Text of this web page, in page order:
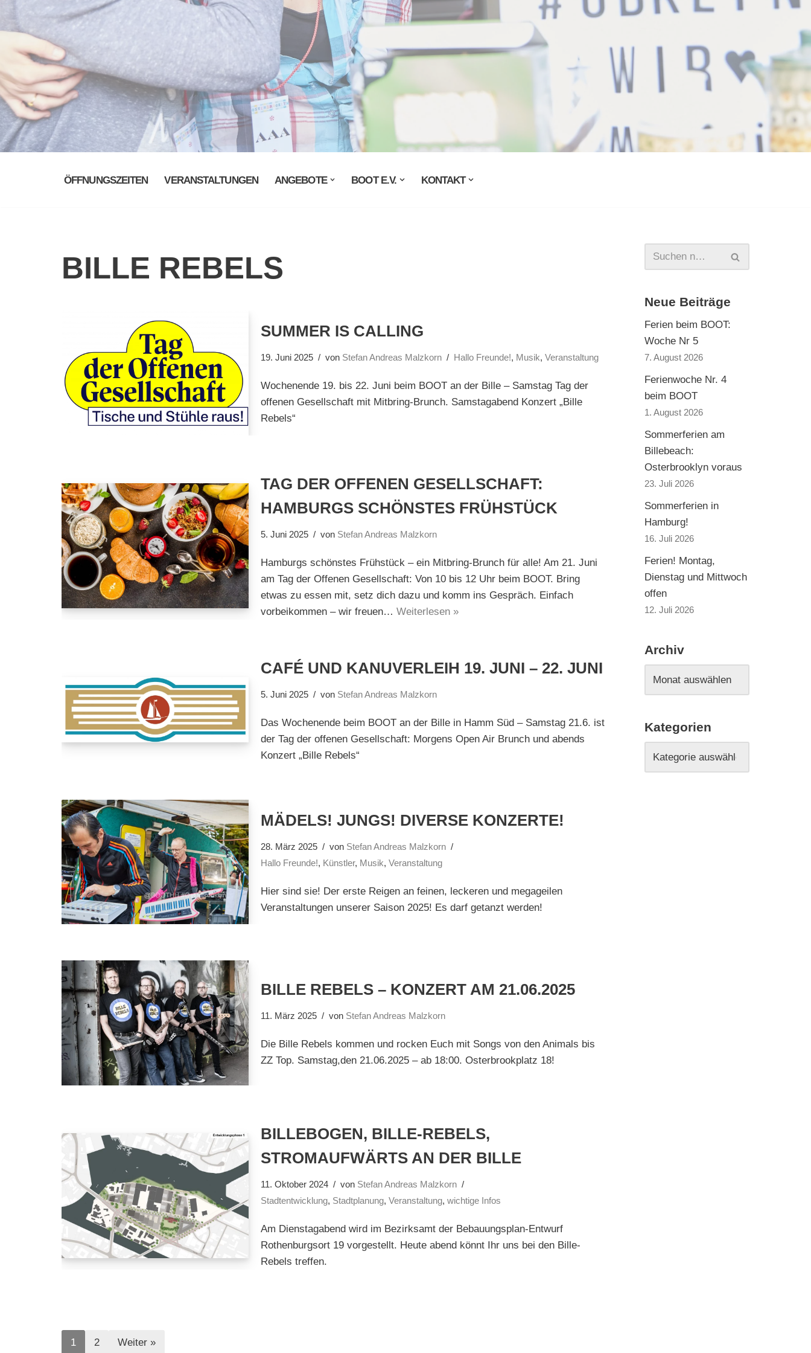
ÖFFNUNGSZEITEN VERANSTALTUNGEN ANGEBOTE BOOT E.V. KONTAKT
BILLE REBELS
SUMMER IS CALLING
19. Juni 2025 von Stefan Andreas Malzkorn Hallo Freunde!, Musik,Veranstaltung
Wochenende 19. bis 22. Juni beim BOOT an der Bille – Samstag Tag der
offenen Gesellschaft mit Mitbring-Brunch. Samstagabend Konzert „Bille
Rebels“
TAG DER OFFENEN GESELLSCHAFT:
HAMBURGS SCHÖNSTES FRÜHSTÜCK
5. Juni 2025 von Stefan Andreas Malzkorn
Hamburgs schönstes Frühstück – ein Mitbring-Brunch für alle! Am 21. Juni
am Tag der Offenen Gesellschaft: Von 10 bis 12 Uhr beim BOOT. Bring
etwas zu essen mit, setz dich dazu und komm ins Gespräch. Einfach
vorbeikommen – wir freuen…Weiterlesen »
CAFÉ UND KANUVERLEIH 19. JUNI – 22. JUNI
5. Juni 2025 von Stefan Andreas Malzkorn
Das Wochenende beim BOOT an der Bille in Hamm Süd – Samstag 21.6. ist
der Tag der offenen Gesellschaft: Morgens Open Air Brunch und abends
Konzert „Bille Rebels“
MÄDELS! JUNGS! DIVERSE KONZERTE!
28. März 2025 von Stefan Andreas Malzkorn
Hallo Freunde!, Künstler, Musik,Veranstaltung
Hier sind sie! Der erste Reigen an feinen, leckeren und megageilen
Veranstaltungen unserer Saison 2025! Es darf getanzt werden!
BILLE REBELS – KONZERT AM 21.06.2025
11. März 2025 von Stefan Andreas Malzkorn
Die Bille Rebels kommen und rocken Euch mit Songs von den Animals bis
ZZ Top. Samstag,den 21.06.2025 – ab 18:00. Osterbrookplatz 18!
BILLEBOGEN, BILLE-REBELS,
STROMAUFWÄRTS AN DER BILLE
11. Oktober 2024 von Stefan Andreas Malzkorn
Stadtentwicklung, Stadtplanung,Veranstaltung,wichtige Infos
Am Dienstagabend wird im Bezirksamt der Bebauungsplan-Entwurf
Rothenburgsort 19 vorgestellt. Heute abend könnt Ihr uns bei den Bille-
Rebels treffen.
1 2 Weiter »
Neue Beiträge
Ferien beim BOOT:
Woche Nr 5
7. August 2026
Ferienwoche Nr. 4
beim BOOT
1. August 2026
Sommerferien am
Billebeach:
Osterbrooklyn voraus
23. Juli 2026
Sommerferien in
Hamburg!
16. Juli 2026
Ferien! Montag,
Dienstag und Mittwoch
offen
12. Juli 2026
Archiv
Kategorien